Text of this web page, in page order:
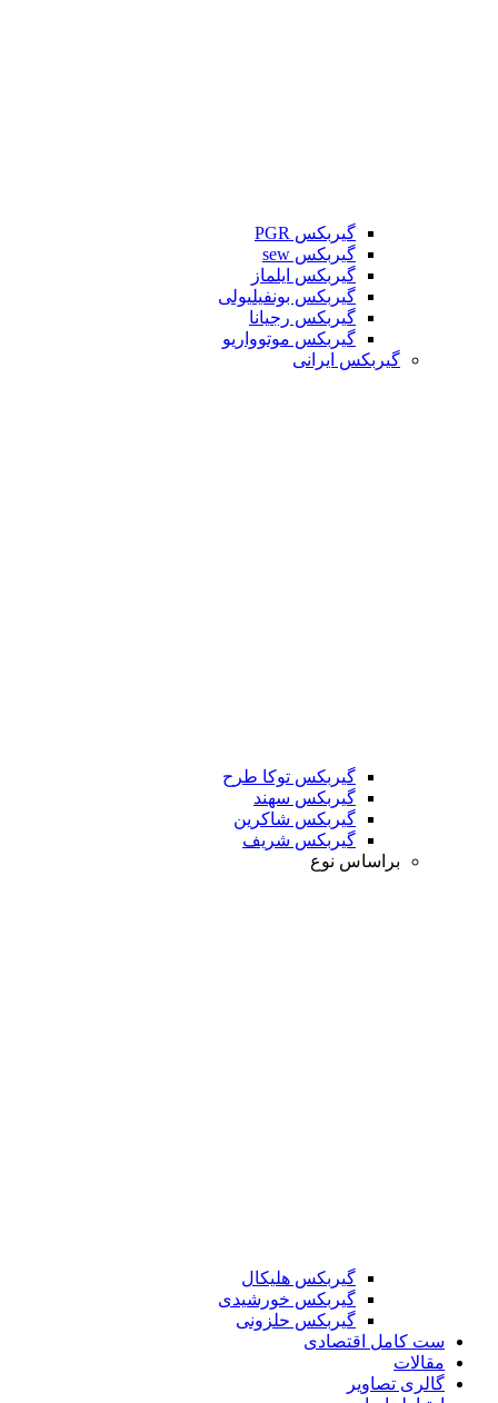
گیربکس PGR
گیربکس sew
گیربکس ایلماز
گیربکس بونفیلیولی
گیربکس رجیانا
گیربکس موتوواریو
گیربکس ایرانی
گیربکس توکا طرح
گیربکس سهند
گیربکس شاکرین
گیربکس شریف
براساس نوع
گیربکس هلیکال
گیربکس خورشیدی
گیربکس حلزونی
ست کامل اقتصادی
مقالات
گالری تصاویر